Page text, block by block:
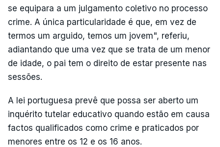
se equipara a um julgamento coletivo no processo
crime. A única particularidade é que, em vez de
termos um arguido, temos um jovem", referiu,
adiantando que uma vez que se trata de um menor
de idade, o pai tem o direito de estar presente nas
sessões.
A lei portuguesa prevê que possa ser aberto um
inquérito tutelar educativo quando estão em causa
factos qualificados como crime e praticados por
menores entre os 12 e os 16 anos.